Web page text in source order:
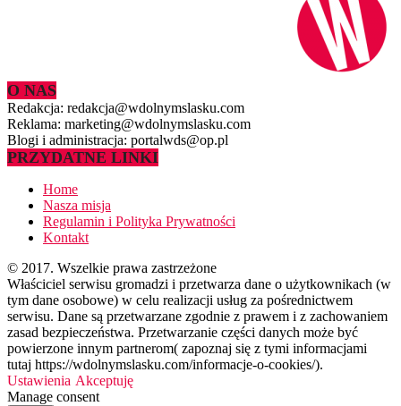
O NAS
Redakcja: redakcja@wdolnymslasku.com
Reklama: marketing@wdolnymslasku.com
Blogi i administracja: portalwds@op.pl
PRZYDATNE LINKI
Home
Nasza misja
Regulamin i Polityka Prywatności
Kontakt
© 2017. Wszelkie prawa zastrzeżone
Właściciel serwisu gromadzi i przetwarza dane o użytkownikach (w
tym dane osobowe) w celu realizacji usług za pośrednictwem
serwisu. Dane są przetwarzane zgodnie z prawem i z zachowaniem
zasad bezpieczeństwa. Przetwarzanie części danych może być
powierzone innym partnerom( zapoznaj się z tymi informacjami
tutaj https://wdolnymslasku.com/informacje-o-cookies/).
Ustawienia Akceptuję
Manage consent